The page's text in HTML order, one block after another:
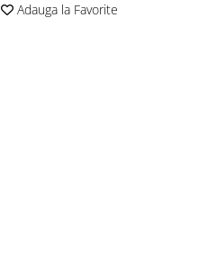
Adauga la Favorite